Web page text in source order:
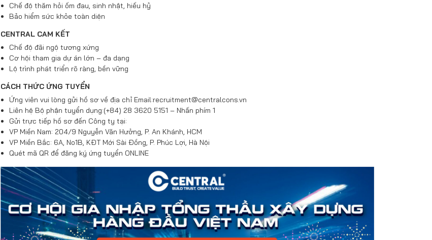
Chế độ thăm hỏi ốm đau, sinh nhật, hiếu hỷ
Bảo hiểm sức khỏe toàn diện
CENTRAL CAM KẾT
Chế độ đãi ngộ tương xứng
Cơ hội tham gia dự án lớn – đa dạng
Lộ trình phát triển rõ ràng, bền vững
CÁCH THỨC ỨNG TUYỂN
Ứng viên vui lòng gửi hồ sơ về địa chỉ Email:recruitment@centralcons.vn
Liên hệ Bộ phận tuyển dụng:(+84) 28 3620 5151 – Nhấn phím 1
Gửi trực tiếp hồ sơ đến Công ty tại:
VP Miền Nam: 204/9 Nguyễn Văn Hưởng, P. An Khánh, HCM
VP Miền Bắc: 6A, No1B, KĐT Mới Sài Đồng, P. Phúc Lợi, Hà Nội
Quét mã QR để đăng ký ứng tuyển ONLINE